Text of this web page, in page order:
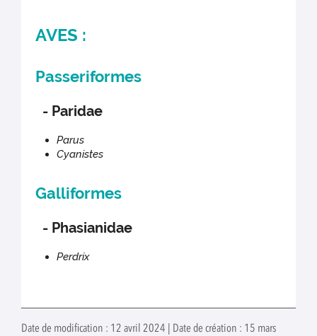
AVES :
Passeriformes
- Paridae
Parus
Cyanistes
Galliformes
- Phasianidae
Perdrix
Date de modification : 12 avril 2024 | Date de création : 15 mars